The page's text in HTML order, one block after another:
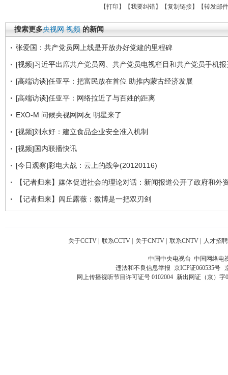
【打印 】【我要纠错】【复制链接】【转发邮件
搜索更多央视网 视频 的新闻
张爱国：共产党员网上线是开放办好党建的里程碑
[视频]习近平出席共产党员网、共产党员电视栏目和共产党员手机
[高端访谈]任亚平：把富民放在首位 助推内蒙古经济发展
[高端访谈]任亚平：网络拉近了与百姓的距离
EXO-M 问候央视网网友 明星来了
[视频]刘永好：建立食品企业安全准入机制
[视频]国内联播快讯
[今日观察]彩电大战：云上的战争(20120116)
【记者归来】媒体促进社会的理论对话：新闻报道公开了政府和外
【记者归来】闾丘露薇：微博是一把双刃剑
关于CCTV 联系CCTV 关于CNTV 联系CNTV 人才招聘
中国中央电视台 中国网络电
违法和不良信息举报 京ICP证060535号
网上传播视听节目许可证号 0102004 新出网证（京）